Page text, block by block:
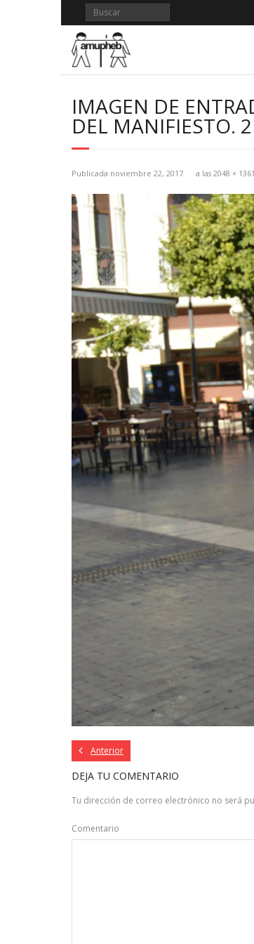
contenido
IMAGEN DE
DEL MANIFIESTO.
Publicada noviembre 22, 2017 a las 2048 × 1361
Anterior
DEJA TU COMENTARIO
Tu dirección de correo electrónico no será
Comentario